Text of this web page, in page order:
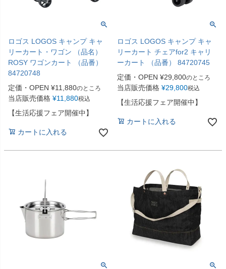
ロゴス LOGOS キャンプ キャ
リーカート・ワゴン （品名）
ROSY ワゴンカート （品番）
84720748
定価・OPEN ¥11,880のところ
当店販売価格 ¥11,880税込
【生活応援フェア開催中】
カートに入れる
ロゴス LOGOS キャンプ キャ
リーカート チェアfor2 キャリ
ーカート （品番） 84720745
定価・OPEN ¥29,800のところ
当店販売価格 ¥29,800税込
【生活応援フェア開催中】
カートに入れる